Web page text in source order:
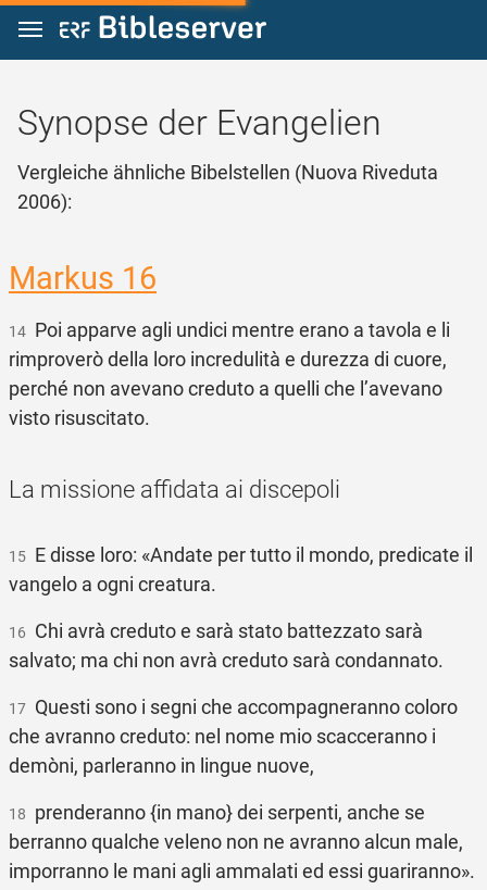
Zum Inhalt springen
Synopse der Evangelien
Vergleiche ähnliche Bibelstellen (Nuova Riveduta
2006):
Markus 16
14 Poi apparve agli undici mentre erano a tavola e li
rimproverò della loro incredulità e durezza di cuore,
perché non avevano creduto a quelli che l’avevano
visto risuscitato.
La missione affidata ai discepoli
15 E disse loro: «Andate per tutto il mondo, predicate il
vangelo a ogni creatura.
16 Chi avrà creduto e sarà stato battezzato sarà
salvato; ma chi non avrà creduto sarà condannato.
17 Questi sono i segni che accompagneranno coloro
che avranno creduto: nel nome mio scacceranno i
demòni, parleranno in lingue nuove,
18 prenderanno {in mano} dei serpenti, anche se
berranno qualche veleno non ne avranno alcun male,
imporranno le mani agli ammalati ed essi guariranno».